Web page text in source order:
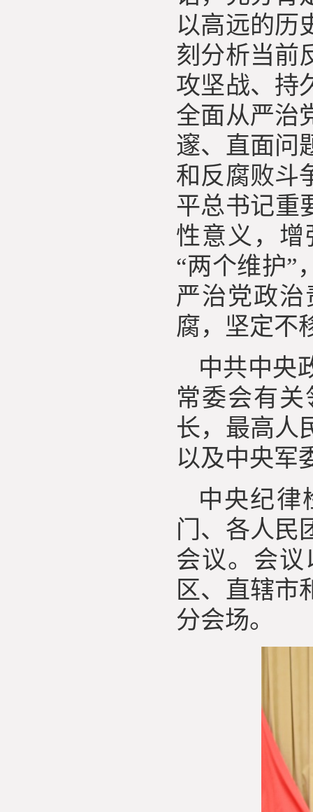
以高远的历
刻分析当前
攻坚战、持
全面从严治
邃、直面问
和反腐败斗
平总书记重
性意义，增
“两个维护”
严治党政
腐，坚定不
中共中央
常委会有
长，最高人
以及中央军
中央纪律
门、各人民
会议。会
区、直辖市
分会场。